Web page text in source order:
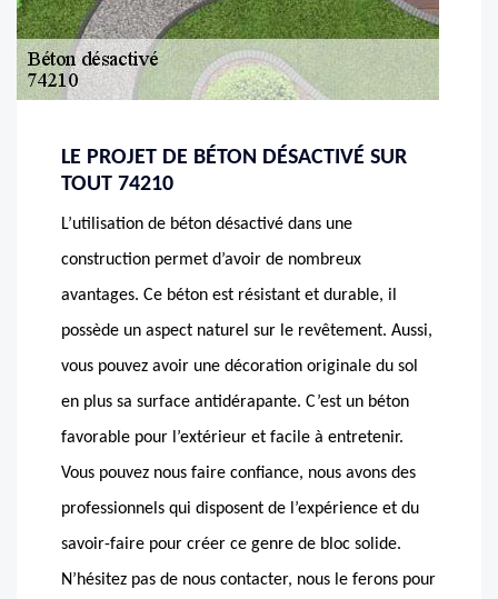
LE PROJET DE BÉTON DÉSACTIVÉ SUR
TOUT 74210
L’utilisation de béton désactivé dans une
construction permet d’avoir de nombreux
avantages. Ce béton est résistant et durable, il
possède un aspect naturel sur le revêtement. Aussi,
vous pouvez avoir une décoration originale du sol
en plus sa surface antidérapante. C’est un béton
favorable pour l’extérieur et facile à entretenir.
Vous pouvez nous faire confiance, nous avons des
professionnels qui disposent de l’expérience et du
savoir-faire pour créer ce genre de bloc solide.
N’hésitez pas de nous contacter, nous le ferons pour